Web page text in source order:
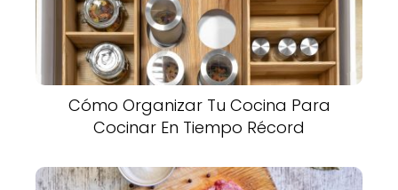
Cómo Organizar Tu Cocina Para
Cocinar En Tiempo Récord